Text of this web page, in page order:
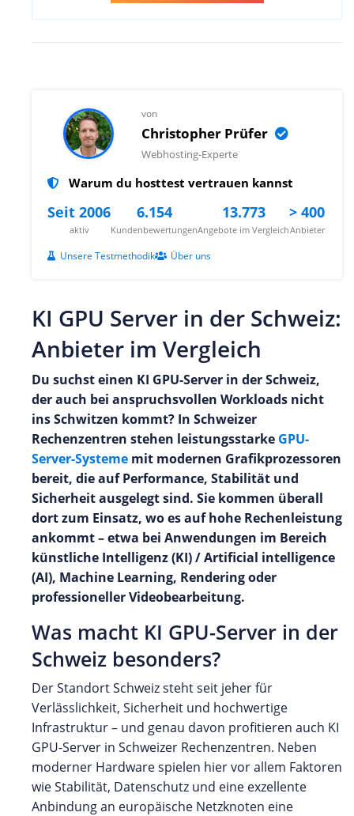
von
Christopher Prüfer
Webhosting-Experte
Warum du hosttest vertrauen kannst
Seit 2006
aktiv
6.154
Kundenbewertungen
13.773
Angebote im Vergleich
> 400
Anbieter
Unsere Testmethodik Über uns
KI GPU Server in der Schweiz:
Anbieter im Vergleich
Du suchst einen KI GPU-Server in der Schweiz,
der auch bei anspruchsvollen Workloads nicht
ins Schwitzen kommt? In Schweizer
Rechenzentren stehen leistungsstarke GPU-
Server-Systeme mit modernen Grafikprozessoren
bereit, die auf Performance, Stabilität und
Sicherheit ausgelegt sind. Sie kommen überall
dort zum Einsatz, wo es auf hohe Rechenleistung
ankommt – etwa bei Anwendungen im Bereich
künstliche Intelligenz (KI) / Artificial intelligence
(AI), Machine Learning, Rendering oder
professioneller Videobearbeitung.
Was macht KI GPU-Server in der
Schweiz besonders?
Der Standort Schweiz steht seit jeher für
Verlässlichkeit, Sicherheit und hochwertige
Infrastruktur – und genau davon profitieren auch KI
GPU-Server in Schweizer Rechenzentren. Neben
moderner Hardware spielen hier vor allem Faktoren
wie Stabilität, Datenschutz und eine exzellente
Anbindung an europäische Netzknoten eine